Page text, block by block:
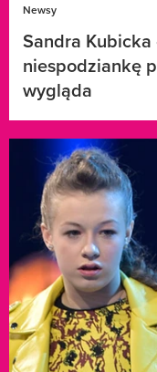
Newsy
Sandra Kubicka
niespodziankę
wygląda